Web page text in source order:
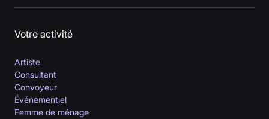
Votre activité
Artiste
Consultant
Convoyeur
Événementiel
Femme de ménage